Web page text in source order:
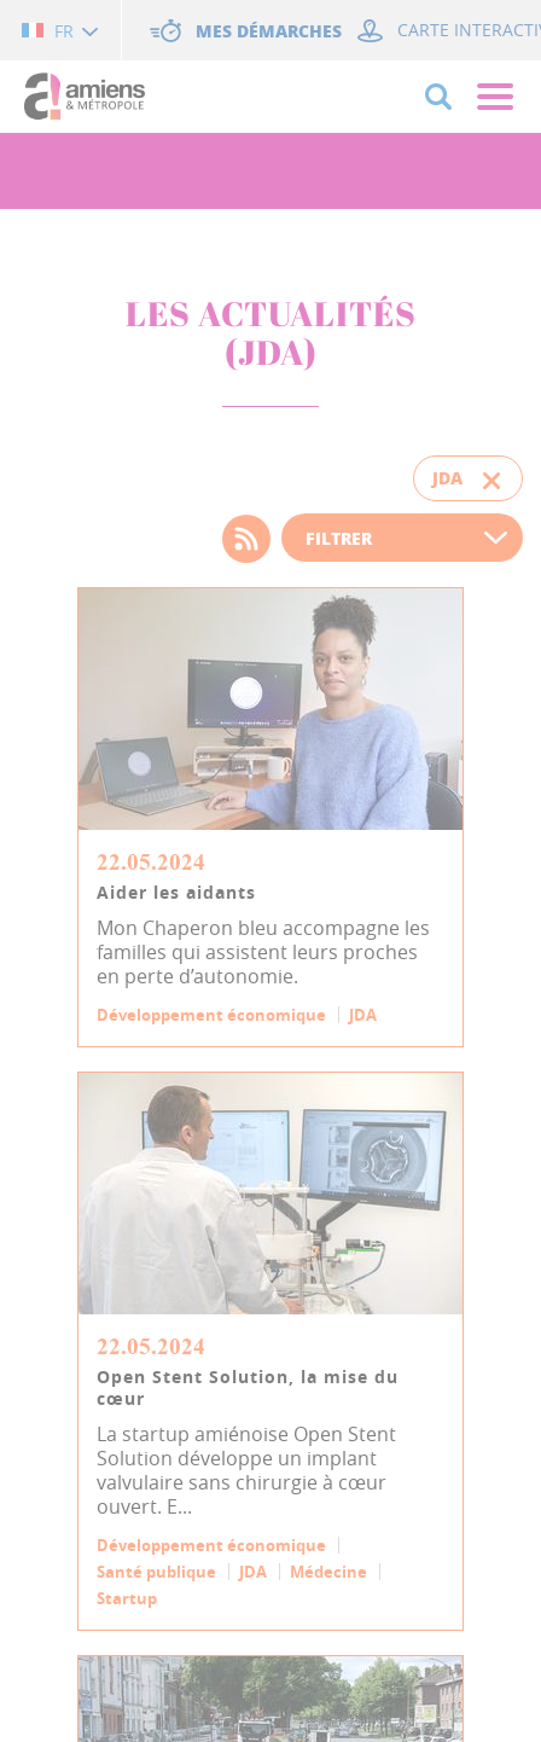
FR MES DÉMARCHES CARTE
LES ACTUALITÉS
(JDA)
JDA
Choisissez votre filtre
d'actualité
22.05.2024
Aider les aidants
Mon Chaperon bleu accompagne les
familles qui assistent leurs proches
en perte d’autonomie.
Développement économique JDA
22.05.2024
Open Stent Solution, la mise du
cœur
La startup amiénoise Open Stent
Solution développe un implant
valvulaire sans chirurgie à cœur
ouvert. E...
Développement économique
Santé publique
JDA
Médecine
Startup